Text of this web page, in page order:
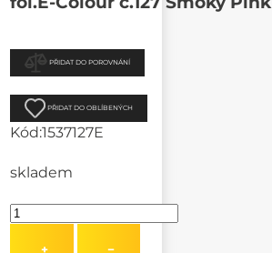
PŘIDAT DO POROVNÁNÍ
PŘIDAT DO OBLÍBENÝCH
Kód:1537127E
skladem
+ −